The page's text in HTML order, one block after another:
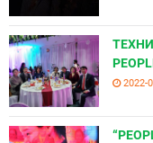
2022-